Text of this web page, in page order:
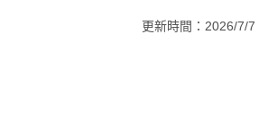
更新時間：2026/7/7